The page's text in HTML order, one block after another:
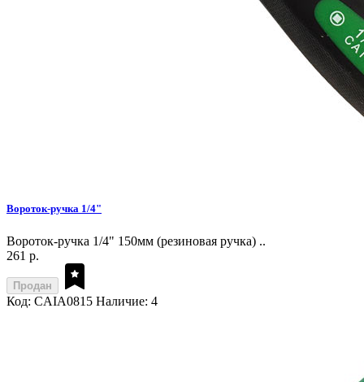
Вороток-ручка 1/4"
Вороток-ручка 1/4" 150мм (резиновая ручка) ..
261 р.
Продан
Код: CAIA0815 Наличие: 4